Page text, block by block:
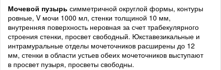
Мочевой пузырь симметричной округлой формы, контуры
ровные, V мочи 1000 мл, стенки толщиной 10 мм,
внутренняя поверхность неровная за счет трабекулярного
строения стенки, просвет свободный. Юкставезикальные и
интрамуральные отделы мочеточников расширены до 12
мм, стенки в области устьев обеих мочеточников выступают
в просвет пузыря, просветы свободны.